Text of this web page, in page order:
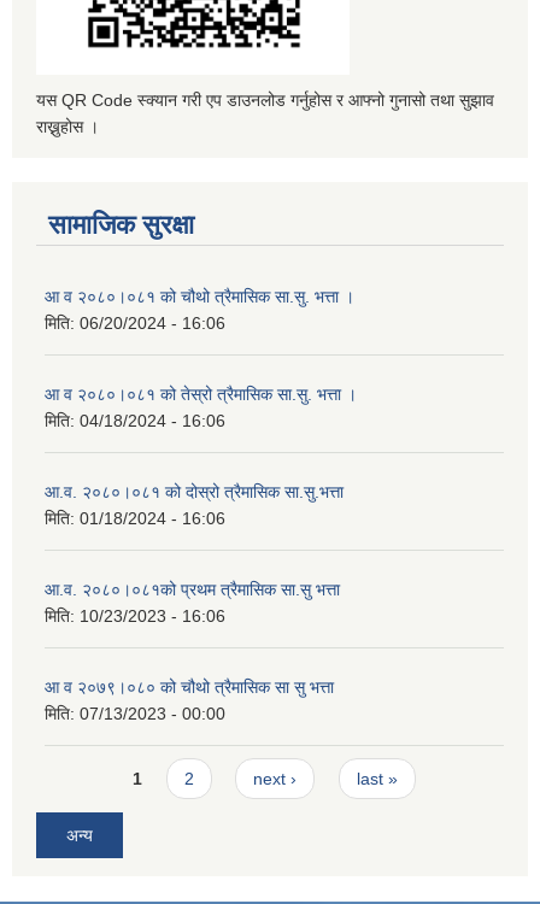
यस QR Code स्क्यान गरी एप डाउनलोड गर्नुहोस र आफ्नो गुनासो तथा सुझाव
राख्नुहोस ।
सामाजिक सुरक्षा
आ व २०८०।०८१ को चौथो त्रैमासिक सा.सु. भत्ता ।
मिति: 06/20/2024 - 16:06
आ व २०८०।०८१ को तेस्रो त्रैमासिक सा.सु. भत्ता ।
मिति: 04/18/2024 - 16:06
आ.व. २०८०।०८१ को दोस्रो त्रैमासिक सा.सु.भत्ता
मिति: 01/18/2024 - 16:06
आ.व. २०८०।०८१को प्रथम त्रैमासिक सा.सु भत्ता
मिति: 10/23/2023 - 16:06
आ व २०७९।०८० को चौथो त्रैमासिक सा सु भत्ता
मिति: 07/13/2023 - 00:00
Pages1 2 next › last »
अन्य